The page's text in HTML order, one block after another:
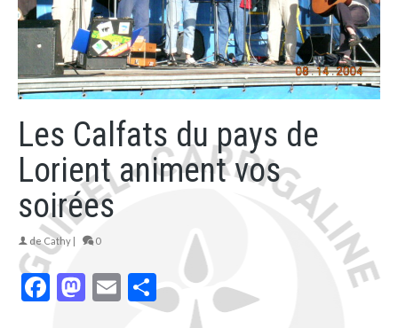
Les Calfats du pays de
Lorient animent vos
soirées
de Cathy | 0
Facebook
Mastodon
Email
Partager